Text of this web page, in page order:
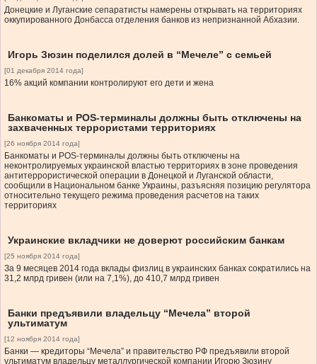
Донецкие и Луганские сепаратисты намерены открывать на территориях
оккупированного Донбасса отделения банков из непризнанной Абхазии.
Игорь Зюзин поделился долей в “Мечеле” с семьей
[01 декабря 2014 года]
16% акций компании контролируют его дети и жена
Банкоматы и POS-терминалы должны быть отключены на
захваченных террористами территориях
[26 ноября 2014 года]
Банкоматы и POS-терминалы должны быть отключены на
неконтролируемых украинской властью территориях в зоне проведения
антитеррористической операции в Донецкой и Луганской области,
сообщили в Национальном банке Украины, разъясняя позицию регулятора
относительно текущего режима проведения расчетов на таких
территориях
Украинские вкладчики не доверют российским банкам
[25 ноября 2014 года]
За 9 месяцев 2014 года вклады физлиц в украинских банках сократились на
31,2 млрд гривен (или на 7,1%), до 410,7 млрд гривен
Банки предъявили владельцу “Мечела” второй
ультиматум
[12 ноября 2014 года]
Банки — кредиторы “Мечела” и правительство РФ предъявили второй
ультиматум владельцу металлургической компании Игорю Зюзину